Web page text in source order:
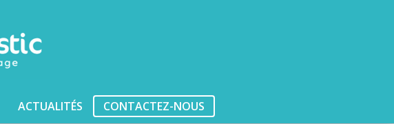
ACTUALITÉS CONTACTEZ-NOUS